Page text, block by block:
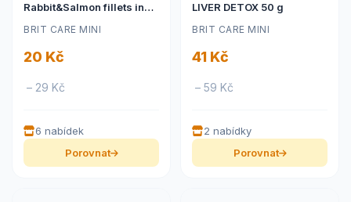
Rabbit&Salmon fillets in
BRIT CARE MINI
20 Kč
– 29 Kč
6 nabídek
Porovnat
LIVER DETOX 50 g
BRIT CARE MINI
41 Kč
– 59 Kč
2 nabídky
Porovnat